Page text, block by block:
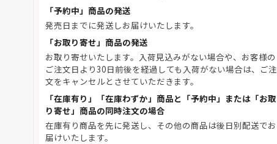
「予約中」商品の発送
発売日までに発送しお届けいたします。
「お取り寄せ」商品の発送
お取り寄せいたします。入荷見込みがない場合や、お客様の
ご注文日より30日前後を経過しても入荷がない場合は、ご注
文をキャンセルとさせていただきます。
「在庫有り」「在庫わずか」商品と「予約中」または「お取
り寄せ」商品の同時注文の場合
在庫有り商品を先に発送し、その他の商品は後日別配送でお
届けいたします。